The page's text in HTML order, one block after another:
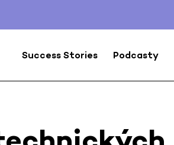
Success Stories Podcasty